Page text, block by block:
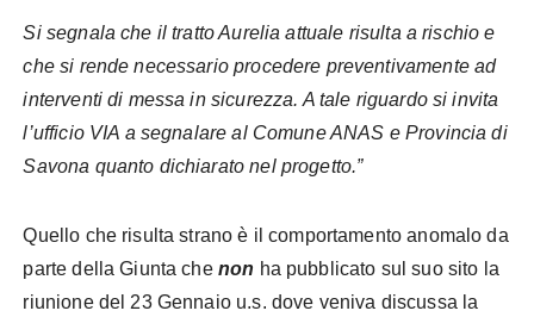
Si segnala che il tratto Aurelia attuale risulta a rischio e
che si rende necessario procedere preventivamente ad
interventi di messa in sicurezza. A tale riguardo si invita
l’ufficio VIA a segnalare al Comune ANAS e Provincia di
Savona quanto dichiarato nel progetto.”
Quello che risulta strano è il comportamento anomalo da
parte della Giunta che non ha pubblicato sul suo sito la
riunione del 23 Gennaio u.s. dove veniva discussa la